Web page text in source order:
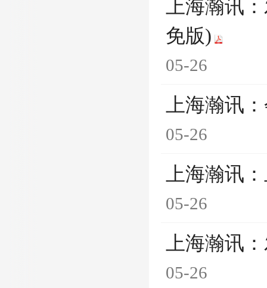
上海瀚讯
免版)
05-26
上海瀚讯
05-26
上海瀚讯
05-26
上海瀚讯
05-26